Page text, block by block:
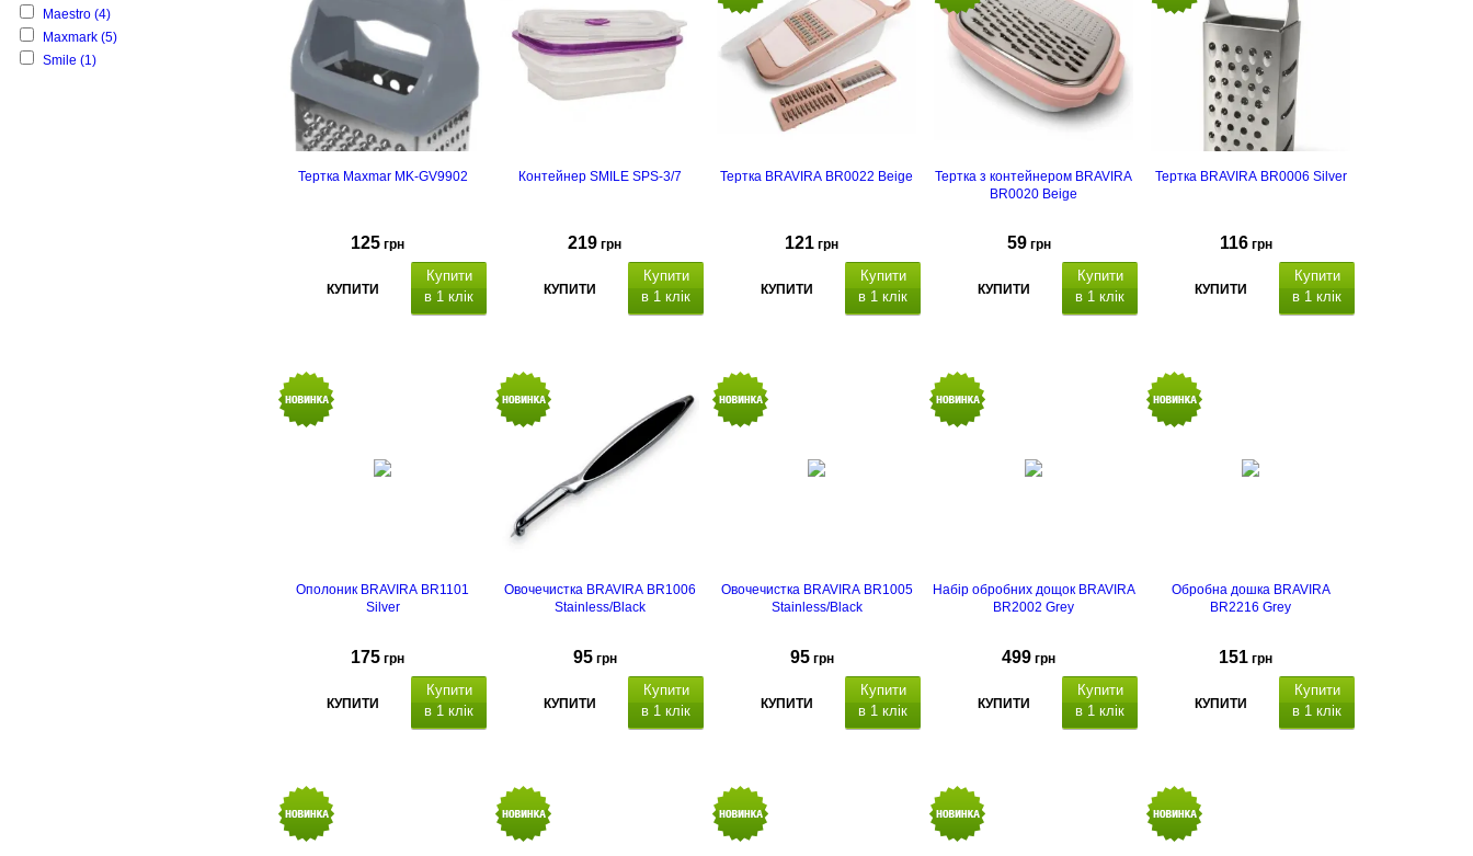
Maestro (4)
Maxmark (5)
Smile (1)
Тертка Maxmar MK-GV9902
125 грн
КУПИТИ
Купити
в 1 клік
Контейнер SMILE SPS-3/7
219 грн
КУПИТИ
Купити
в 1 клік
країна-
виробник: Польща
Тертка BRAVIRA BR0022 Beige
121 грн
КУПИТИ
Купити
в 1 клік
Тертка з контейнером BRAVIRA
BR0020 Beige
59 грн
КУПИТИ
Купити
в 1 клік
Тертка BRAVIRA BR0006 Silver
116 грн
КУПИТИ
Купити
в 1 клік
Ополоник BRAVIRA BR1101
Silver
175 грн
КУПИТИ
Купити
в 1 клік
Овочечистка BRAVIRA BR1006
Stainless/Black
95 грн
КУПИТИ
Купити
в 1 клік
Овочечистка BRAVIRA BR1005
Stainless/Black
95 грн
КУПИТИ
Купити
в 1 клік
Набір обробних дощок BRAVIRA
BR2002 Grey
499 грн
КУПИТИ
Купити
в 1 клік
Обробна дошка BRAVIRA
BR2216 Grey
151 грн
КУПИТИ
Купити
в 1 клік